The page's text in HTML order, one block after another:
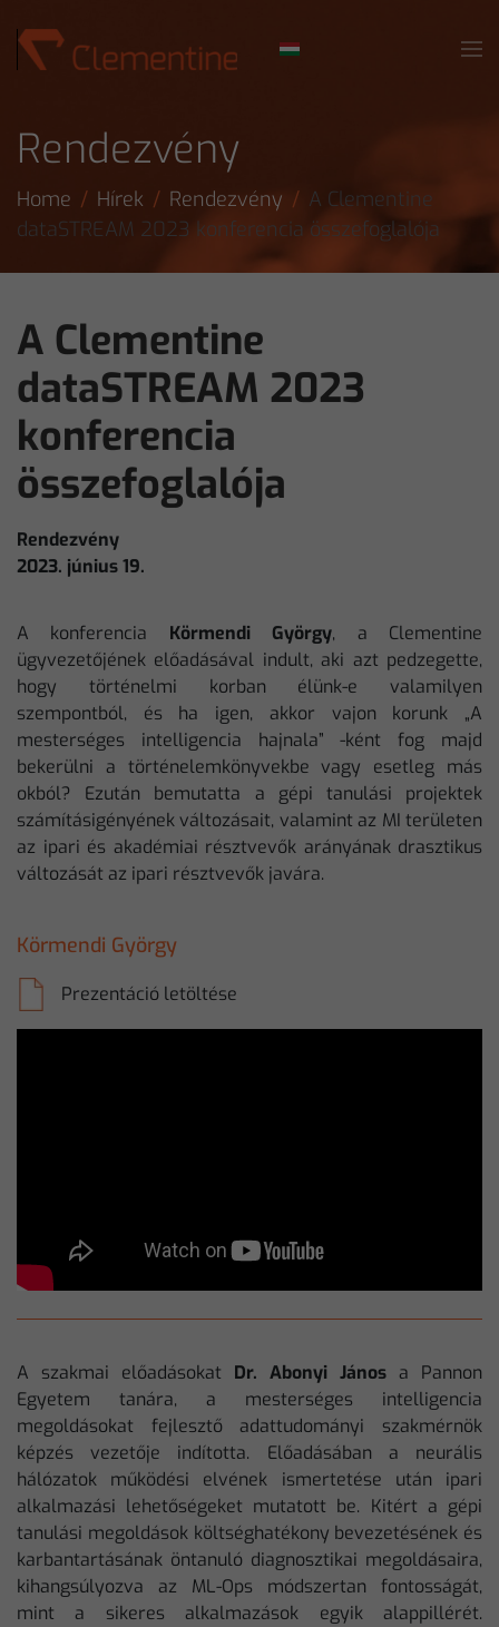
Skip to main content
Rendezvény
Home Hírek Rendezvény
A Clementine
dataSTREAM 2023 konferencia összefoglalója
A Clementine
dataSTREAM 2023
konferencia
összefoglalója
Rendezvény
2023. június 19.
A konferencia Körmendi György, a Clementine
ügyvezetőjének előadásával indult, aki azt pedzegette,
hogy történelmi korban élünk-e valamilyen
szempontból, és ha igen, akkor vajon korunk „A
mesterséges intelligencia hajnala” -ként fog majd
bekerülni a történelemkönyvekbe vagy esetleg más
okból? Ezután bemutatta a gépi tanulási projektek
számításigényének változásait, valamint az MI területen
az ipari és akadémiai résztvevők arányának drasztikus
változását az ipari résztvevők javára.
Körmendi György
Prezentáció letöltése
A szakmai előadásokat Dr. Abonyi János a Pannon
Egyetem tanára, a mesterséges intelligencia
megoldásokat fejlesztő adattudományi szakmérnök
képzés vezetője indította. Előadásában a neurális
hálózatok működési elvének ismertetése után ipari
alkalmazási lehetőségeket mutatott be. Kitért a gépi
tanulási megoldások költséghatékony bevezetésének és
karbantartásának öntanuló diagnosztikai megoldásaira,
kihangsúlyozva az ML-Ops módszertan fontosságát,
mint a sikeres alkalmazások egyik alappillérét.